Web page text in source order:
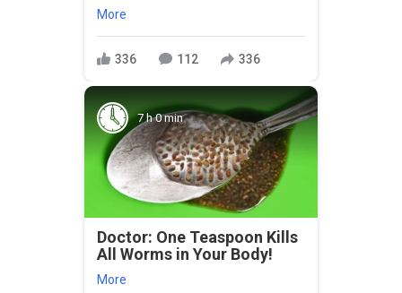
More
336 112 336
7 h 0 min
Doctor: One Teaspoon Kills
All Worms in Your Body!
More